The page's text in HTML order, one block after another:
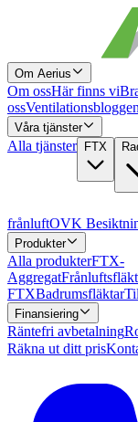
Om Aerius
Om ossHär finns vi
ossVentilationsbloggen
Våra tjänster
Alla tjänster FTX
frånluftOVK
Produkter
Alla produkterFTX-
Aggregat
FTXBadrumsfläktar
Finansiering
Räntefri avbetalning
Räkna ut ditt pris